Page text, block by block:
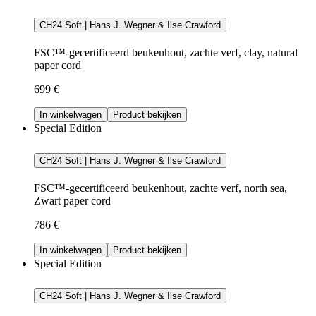
CH24 Soft | Hans J. Wegner & Ilse Crawford
FSC™-gecertificeerd beukenhout, zachte verf, clay, natural
paper cord
699 €
In winkelwagen Product bekijken
Special Edition
CH24 Soft | Hans J. Wegner & Ilse Crawford
FSC™-gecertificeerd beukenhout, zachte verf, north sea,
Zwart paper cord
786 €
In winkelwagen Product bekijken
Special Edition
CH24 Soft | Hans J. Wegner & Ilse Crawford